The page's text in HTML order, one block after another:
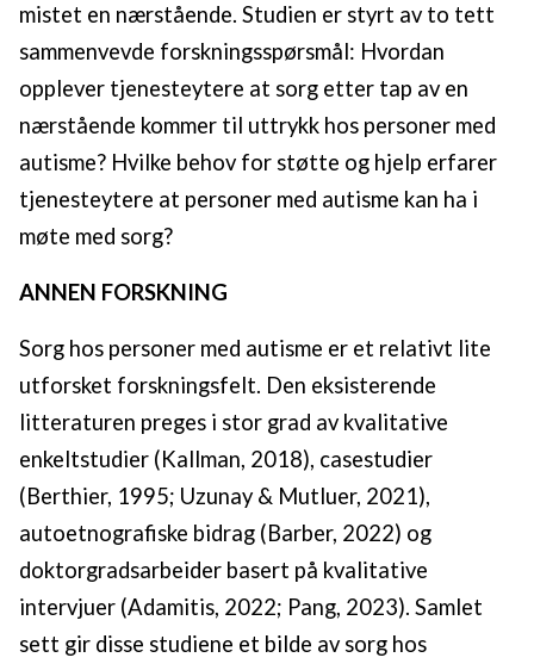
mistet en nærstående. Studien er styrt av to tett
sammenvevde forskningsspørsmål: Hvordan
opplever tjenesteytere at sorg etter tap av en
nærstående kommer til uttrykk hos personer med
autisme? Hvilke behov for støtte og hjelp erfarer
tjenesteytere at personer med autisme kan ha i
møte med sorg?
ANNEN FORSKNING
Sorg hos personer med autisme er et relativt lite
utforsket forskningsfelt. Den eksisterende
litteraturen preges i stor grad av kvalitative
enkeltstudier (Kallman, 2018), casestudier
(Berthier, 1995; Uzunay & Mutluer, 2021),
autoetnografiske bidrag (Barber, 2022) og
doktorgradsarbeider basert på kvalitative
intervjuer (Adamitis, 2022; Pang, 2023). Samlet
sett gir disse studiene et bilde av sorg hos